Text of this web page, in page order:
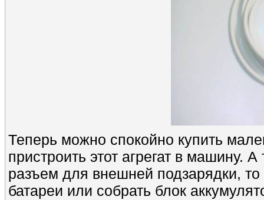
Теперь можно спокойно купить
пристроить этот агрегат в машину.
разъем для внешней подзарядки,
батареи или собрать блок